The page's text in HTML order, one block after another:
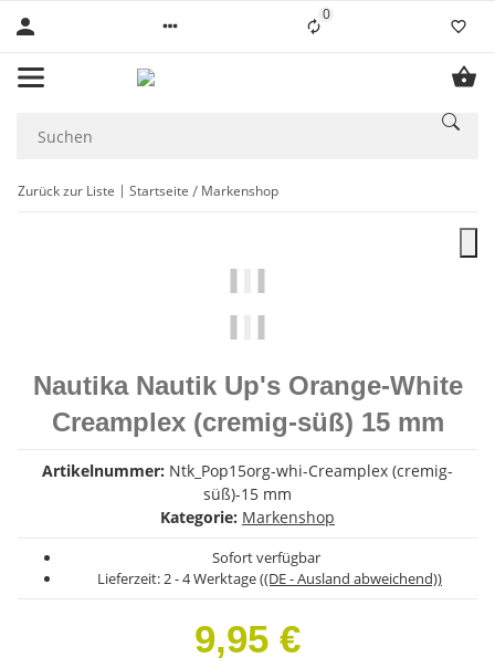
0Liste ist leer
Zurück zur Liste Startseite Markenshop
Nautika Nautik Up's Orange-White
Creamplex (cremig-süß) 15 mm
Artikelnummer: Ntk_Pop15org-whi-Creamplex (cremig-
süß)-15 mm
Kategorie: Markenshop
Sofort verfügbar
Lieferzeit:2 - 4 Werktage((DE - Ausland abweichend))
9,95 €